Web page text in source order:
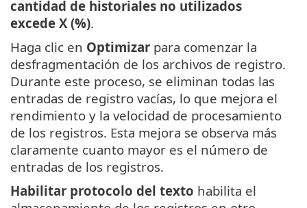
cantidad de historiales no utilizados
excede X (%).
Haga clic en Optimizar para comenzar la
desfragmentación de los archivos de registro.
Durante este proceso, se eliminan todas las
entradas de registro vacías, lo que mejora el
rendimiento y la velocidad de procesamiento
de los registros. Esta mejora se observa más
claramente cuanto mayor es el número de
entradas de los registros.
Habilitar protocolo del texto habilita el